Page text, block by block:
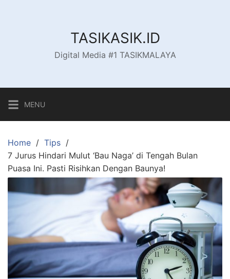
TASIKASIK.ID
Digital Media #1 TASIKMALAYA
MENU
Home
Tips
7 Jurus Hindari Mulut ‘Bau Naga’ di Tengah Bulan
Puasa Ini. Pasti Risihkan Dengan Baunya!